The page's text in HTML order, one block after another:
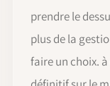
prendre le
plus de la
faire un choix.